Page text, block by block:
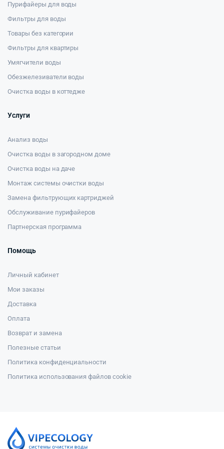
Пурифайеры для воды
Фильтры для воды
Товары без категории
Фильтры для квартиры
Умягчители воды
Обезжелезиватели воды
Очистка воды в коттедже
Услуги
Анализ воды
Очистка воды в загородном доме
Очистка воды на даче
Монтаж системы очистки воды
Замена фильтрующих картриджей
Обслуживание пурифайеров
Партнерская программа
Помощь
Личный кабинет
Мои заказы
Доставка
Оплата
Возврат и замена
Полезные статьи
Политика конфиденциальности
Политика использования файлов cookie